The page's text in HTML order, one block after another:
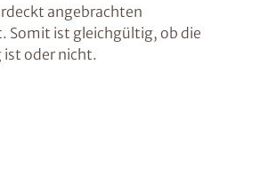
angebrachten
Somit ist gleichgültig, ob die
ist oder nicht.